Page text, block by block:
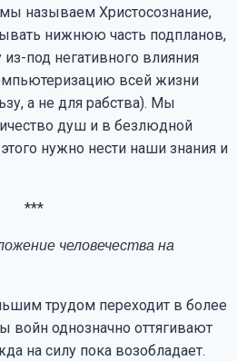
называем Христосознание,
нижнюю часть подпланов,
под негативного влияния
всей жизни
а не для рабства). Мы
душ и в безлюдной
нужно нести наши знания и
***
человечества на
трудом переходит в более
войн однозначно оттягивают
на силу пока возобладает.